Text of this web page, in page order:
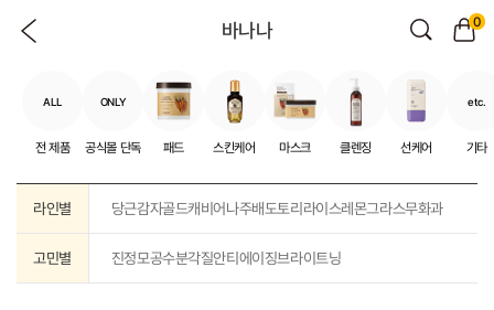
바나나 0
ALL
전 제품
ONLY
공식몰 단독 패드 스킨케어 마스크 클렌징 선케어
etc.
기타
라인별 당근감자골드캐비어나주배도토리 라이스레몬그라스무화과
고민별 진정모공수분각질안티에이징브라이트닝